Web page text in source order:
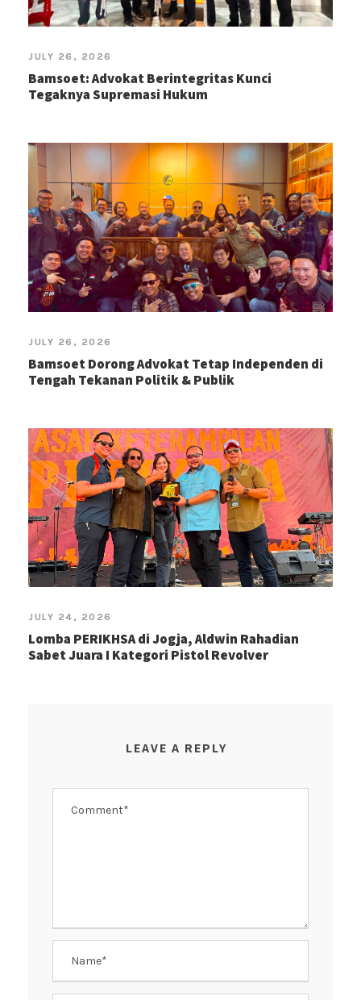
JULY 26, 2026
Bamsoet: Advokat Berintegritas Kunci
Tegaknya Supremasi Hukum
JULY 26, 2026
Bamsoet Dorong Advokat Tetap Independen di
Tengah Tekanan Politik & Publik
JULY 24, 2026
Lomba PERIKHSA di Jogja, Aldwin Rahadian
Sabet Juara I Kategori Pistol Revolver
LEAVE A REPLY